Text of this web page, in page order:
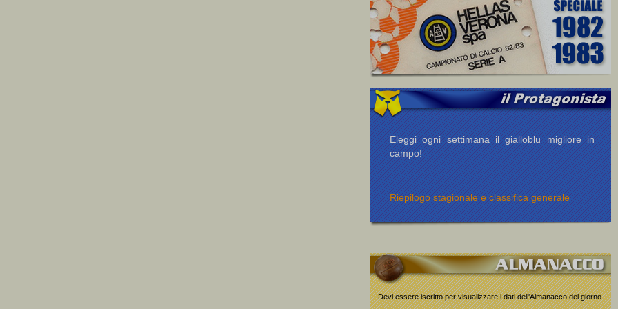
Eleggi ogni settimana il gialloblu migliore in
campo!
Riepilogo stagionale e classifica generale
Devi essere iscritto per visualizzare i dati dell'Almanacco del giorno